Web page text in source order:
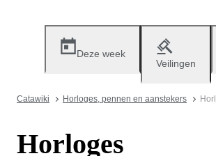
Deze week
Veilingen
Catawiki Horloges, pennen en aanstekers
Horloges